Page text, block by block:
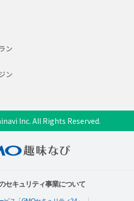
ン
ン
Inc. All Rights Reserved.